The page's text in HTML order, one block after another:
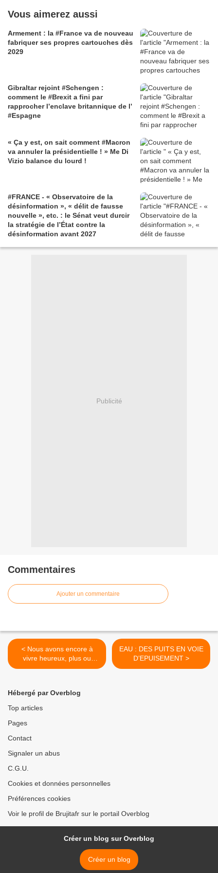
Vous aimerez aussi
Armement : la #France va de nouveau
fabriquer ses propres cartouches dès
2029
Gibraltar rejoint #Schengen :
comment le #Brexit a fini par
rapprocher l’enclave britannique de l’
#Espagne
« Ça y est, on sait comment #Macron
va annuler la présidentielle ! » Me Di
Vizio balance du lourd !
#FRANCE - « Observatoire de la
désinformation », « délit de fausse
nouvelle », etc. : le Sénat veut durcir
la stratégie de l’État contre la
désinformation avant 2027
Publicité
Commentaires
Ajouter un commentaire
< Nous avons encore à
vivre heureux, plus ou
moins, malgré tout
EAU : DES PUITS EN VOIE
D’EPUISEMENT >
Hébergé par Overblog
Top articles
Pages
Contact
Signaler un abus
C.G.U.
Cookies et données personnelles
Préférences cookies
Voir le profil de Brujitafr sur le portail Overblog
Créer un blog sur Overblog
Créer un blog